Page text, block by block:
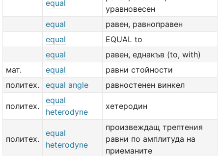
equal
уравновесен
equal
равен, равноправен
equal
EQUAL to
equal
равен, еднакъв (to, with)
мат.
equal
равни стойности
политех.
equal angle равностенен винкел
политех.
equal
heterodyne
хетеродин
политех.
equal
heterodyne
произвеждащ трептения
равни по амплитуда на
приеманите